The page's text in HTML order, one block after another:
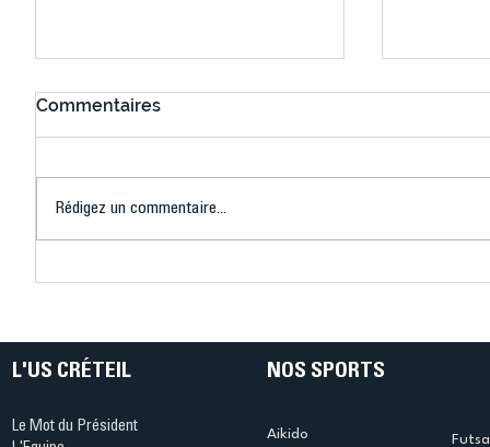
Commentaires
Rédigez un commentaire...
L'US CRÉTEIL
Le Mot du Président
NOS SPORTS
Aikido